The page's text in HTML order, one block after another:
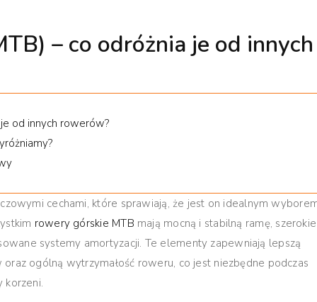
– co odróżnia je od innych
od innych rowerów?
cechami, które sprawiają, że jest on idealnym
rowery górskie MTB mają mocną i stabilną ramę,
systemy amortyzacji. Te elementy zapewniają lepszą
ogólną wytrzymałość roweru, co jest niezbędne podczas
korzeni.